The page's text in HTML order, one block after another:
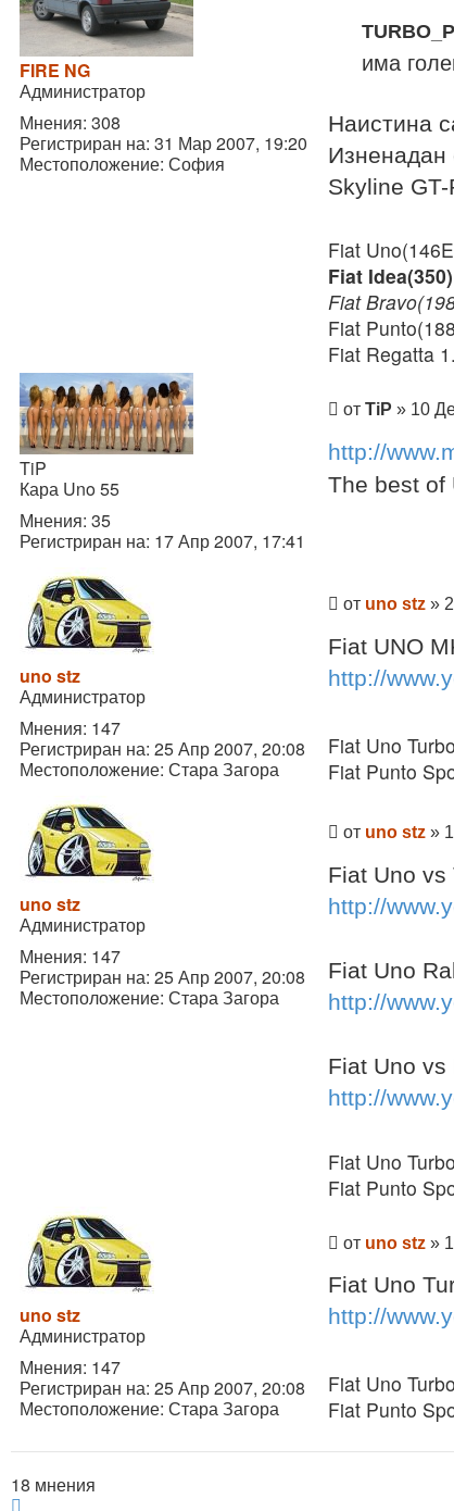
FIRE NG
Администратор
Мнения: 308
Регистриран на: 31 Мар 2007, 19:20
Местоположение: София
има
Наистина
Skyline GT-
Fiat
Fiat
Fiat
Fiat
Fiat Regatta
TiP
Кара Uno 55
Мнения: 35
Регистриран на: 17 Апр 2007, 17:41
Мнение
отTiP » 10
http://
The best of
uno stz
Администратор
Мнения: 147
Регистриран на: 25 Апр 2007, 20:08
Местоположение: Стара Загора
Мнение
от uno stz »
Fiat UNO
http://
Fiat Uno
Fiat Punto
uno stz
Администратор
Мнения: 147
Регистриран на: 25 Апр 2007, 20:08
Местоположение: Стара Загора
Мнение
от uno stz »
Fiat Uno vs
http://
Fiat Uno
http://
Fiat Uno vs
http://
Fiat Uno
Fiat Punto
uno stz
Администратор
Мнения: 147
Регистриран на: 25 Апр 2007, 20:08
Местоположение: Стара Загора
Мнение
от uno stz »
Fiat Uno
http://
Fiat Uno
Fiat Punto
18 мнения